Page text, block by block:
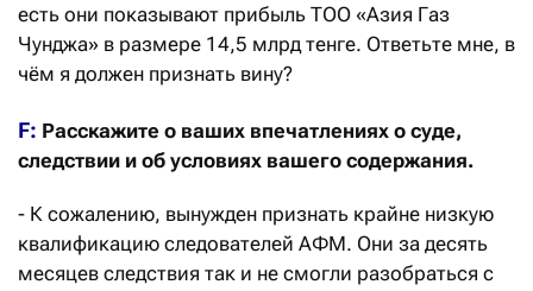
есть они показывают прибыль ТОО «Азия Газ
Чунджа» в размере 14,5 млрд тенге. Ответьте мне, в
чём я должен признать вину?
F: Расскажите о ваших впечатлениях о суде,
следствии и об условиях вашего содержания.
- К сожалению, вынужден признать крайне низкую
квалификацию следователей АФМ. Они за десять
месяцев следствия так и не смогли разобраться с